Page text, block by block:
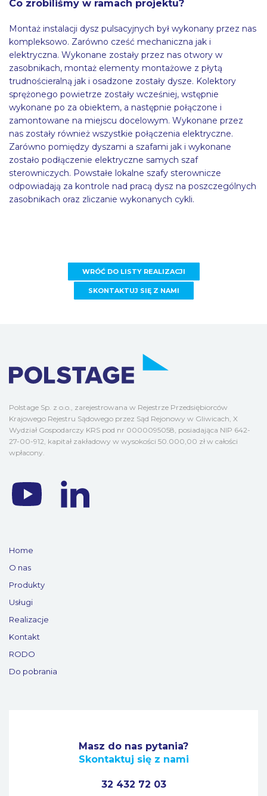
Co zrobiliśmy w ramach projektu?
Montaż instalacji dysz pulsacyjnych był wykonany przez nas
kompleksowo. Zarówno cześć mechaniczna jak i
elektryczna. Wykonane zostały przez nas otwory w
zasobnikach, montaż elementy montażowe z płytą
trudnościeralną jak i osadzone zostały dysze. Kolektory
sprężonego powietrze zostały wcześniej, wstępnie
wykonane po za obiektem, a następnie połączone i
zamontowane na miejscu docelowym. Wykonane przez
nas zostały również wszystkie połączenia elektryczne.
Zarówno pomiędzy dyszami a szafami jak i wykonane
zostało podłączenie elektryczne samych szaf
sterowniczych. Powstałe lokalne szafy sterownicze
odpowiadają za kontrole nad pracą dysz na poszczególnych
zasobnikach oraz zliczanie wykonanych cykli.
WRÓĆ DO LISTY REALIZACJI
SKONTAKTUJ SIĘ Z NAMI
Polstage Sp. z o.o., zarejestrowana w Rejestrze Przedsiębiorców
Krajowego Rejestru Sądowego przez Sąd Rejonowy w Gliwicach, X
Wydział Gospodarczy KRS pod nr 0000095058, posiadająca NIP 642-
27-00-912, kapitał zakładowy w wysokości 50.000,00 zł w całości
wpłacony.
Home
O nas
Produkty
Usługi
Realizacje
Kontakt
RODO
Do pobrania
Masz do nas pytania?
Skontaktuj się z nami
32 432 72 03